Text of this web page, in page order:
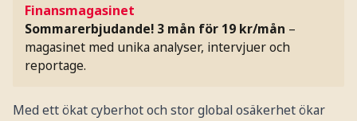
Finansmagasinet
Sommarerbjudande! 3 mån för 19 kr/mån –
magasinet med unika analyser, intervjuer och
reportage.
Med ett ökat cyberhot och stor global osäkerhet ökar